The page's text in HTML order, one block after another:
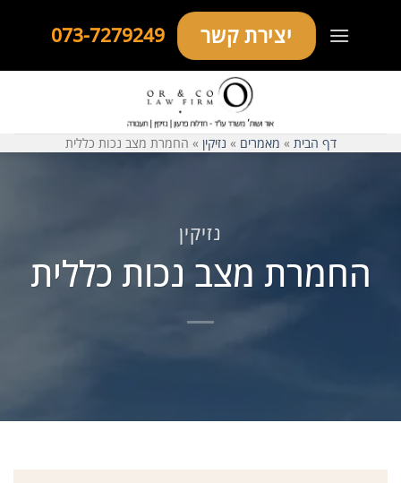
יצירת קשר 073-7279249
דף הבית » מאמרים » נזיקין » החמרת מצב נכות כללית
נזיקין
החמרת מצב נכות כללית